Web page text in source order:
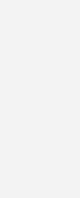
unter anderem daran,
beim Einbau der
nutzt die
Duofix und GIS.
definierte
Waschplatz
an der Stelle, wo es
nicht nur Planer und
Monteure spielen uns
und schnell sich
installieren lässt.